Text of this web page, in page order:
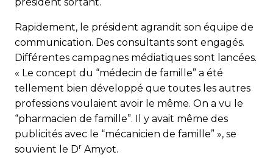
Rapidement, le président agrandit son équipe de
communication. Des consultants sont engagés.
Différentes campagnes médiatiques sont lancées.
« Le concept du “médecin de famille” a été
tellement bien développé que toutes les autres
professions voulaient avoir le même. On a vu le
“pharmacien de famille”. Il y avait même des
publicités avec le “mécanicien de famille” », se
souvient le Dr Amyot.